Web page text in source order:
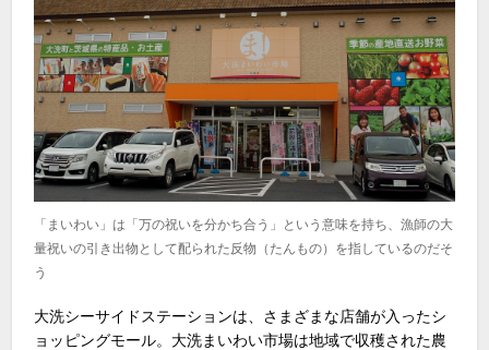
「まいわい」は「万の祝いを分かち合う」という意味を持ち、漁師の大
量祝いの引き出物として配られた反物（たんもの）を指しているのだそ
う
大洗シーサイドステーションは、さまざまな店舗が入ったシ
ョッピングモール。大洗まいわい市場は地域で収穫された農